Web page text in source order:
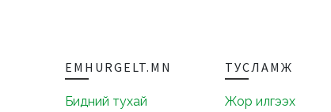
EMHURGELT.MN
Бидний тухай
ТУСЛАМЖ
Жор илгээх